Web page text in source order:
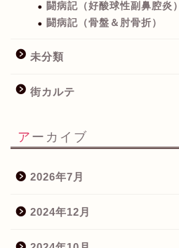
闘病記（好酸球性副鼻腔炎）
闘病記（骨盤＆肘骨折）
未分類
街カルテ
アーカイブ
2026年7月
2024年12月